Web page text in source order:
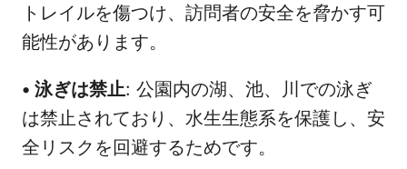
トレイルを傷つけ、訪問者の安全を脅かす可
能性があります。
• 泳ぎは禁止: 公園内の湖、池、川での泳ぎ
は禁止されており、水生生態系を保護し、安
全リスクを回避するためです。